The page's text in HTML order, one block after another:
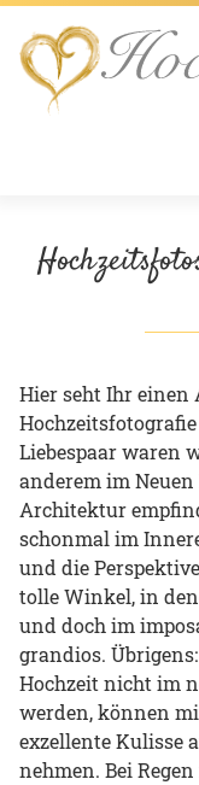
Skip
content
Hier seht Ihr einen
Liebespaar waren
anderem im
Architektur
schonmal im
und die
tolle Winkel, in
und doch im
grandios.
Hochzeit nicht im
werden, können
exzellente Kulisse
nehmen. Bei